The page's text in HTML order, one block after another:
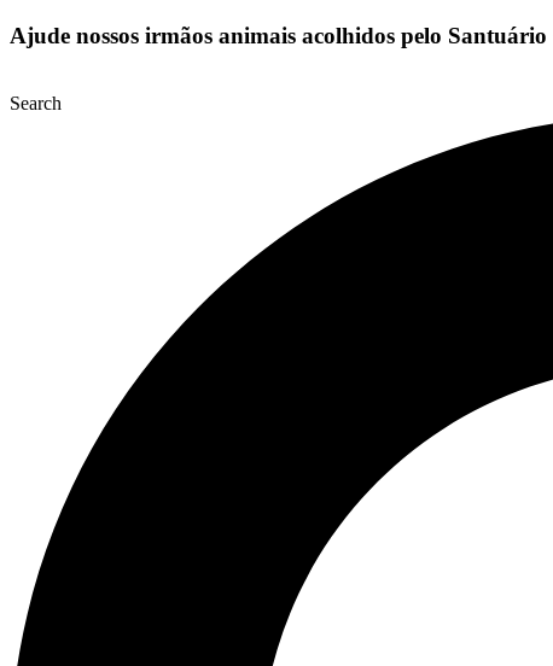
Ajude nossos irmãos animais acolhidos pelo Santuário
Search